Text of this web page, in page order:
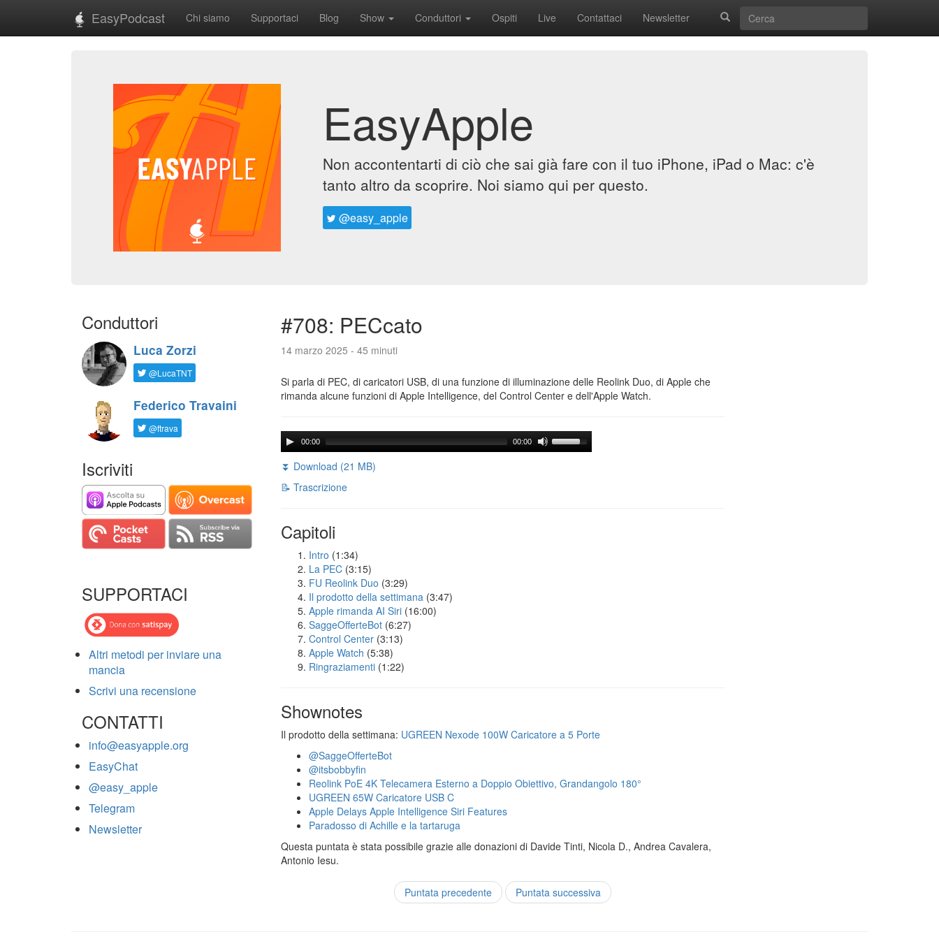
EasyPodcast Chi siamo Supportaci Blog Show Conduttori Ospiti Live Contattaci Newsletter
EasyApple
Non accontentarti di ciò che sai già fare con il tuo iPhone, iPad o Mac: c'è
tanto altro da scoprire. Noi siamo qui per questo.
@easy_apple
Conduttori
Luca Zorzi
@LucaTNT
Federico Travaini
@ftrava
Iscriviti
SUPPORTACI
Altri metodi per inviare una
mancia
Scrivi una recensione
CONTATTI
info@easyapple.org
EasyChat
@easy_apple
Telegram
Newsletter
#708: PECcato
14 marzo 2025 - 45 minuti
Si parla di PEC, di caricatori USB, di una funzione di illuminazione delle Reolink Duo, di Apple che
rimanda alcune funzioni di Apple Intelligence, del Control Center e dell'Apple Watch.
00:00 00:00
⏬ Download (21 MB)
📝 Trascrizione
Capitoli
Intro (1:34)
La PEC (3:15)
FU Reolink Duo (3:29)
Il prodotto della settimana (3:47)
Apple rimanda AI Siri (16:00)
SaggeOfferteBot (6:27)
Control Center (3:13)
Apple Watch (5:38)
Ringraziamenti (1:22)
Shownotes
Il prodotto della settimana: UGREEN Nexode 100W Caricatore a 5 Porte
@SaggeOfferteBot
@itsbobbyfin
Reolink PoE 4K Telecamera Esterno a Doppio Obiettivo, Grandangolo 180°
UGREEN 65W Caricatore USB C
Apple Delays Apple Intelligence Siri Features
Paradosso di Achille e la tartaruga
Questa puntata è stata possibile grazie alle donazioni di Davide Tinti, Nicola D., Andrea Cavalera,
Antonio Iesu.
Puntata precedente Puntata successiva